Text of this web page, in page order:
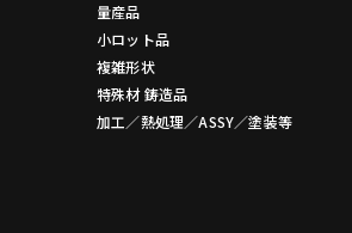
量産品
小ロット品
複雑形状
特殊材 鋳造品
加工／熱処理／ASSY／塗装等